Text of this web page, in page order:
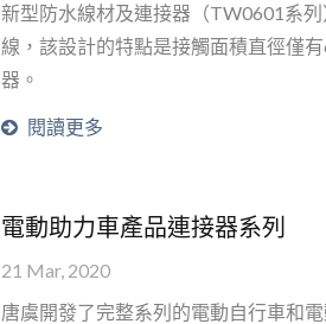
新型防水線材及連接器（TW0601系
線，該設計的特點是接觸面積直徑僅
器。
閱讀更多
電動助力車產品連接器系列
21 Mar, 2020
唐虞開發了完整系列的電動自行車和